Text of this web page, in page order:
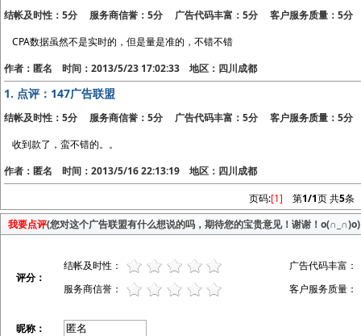
结帐及时性：5分 服务商信誉：5分 广告代码丰富：5分 客户服务质量：5分
CPA数据虽然不是实时的，但是量是准的，不错不错
作者：匿名 时间：2013/5/23 17:02:33 地区：四川成都
1. 点评：147广告联盟
结帐及时性：5分 服务商信誉：5分 广告代码丰富：5分 客户服务质量：5分
收到款了，蛮不错的。。
作者：匿名 时间：2013/5/16 22:13:19 地区：四川成都
页码:[1] 第1/1页 共5条
我要点评(您对这个广告联盟有什么想说的吗，期待您的宝贵意见！谢谢！o(∩_∩)o)
评分：
结帐及时性：
广告代码丰富：
服务商信誉：
客户服务质量：
昵称：